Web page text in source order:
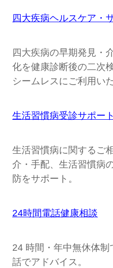
四大疾病ヘルスケア・
四大疾病の早期発見・
化を健康診断後の二次
シームレスにご利用い
生活習慣病受診サポー
生活習慣病に関するご
介・手配、生活習慣病
防をサポート。
24時間電話健康相談
24 時間・年中無休体
話でアドバイス。